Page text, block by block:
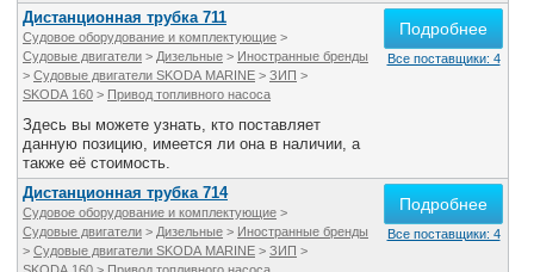
Дистанционная трубка 711
Судовое оборудование и комплектующие >
Судовые двигатели > Дизельные > Иностранные бренды
> Судовые двигатели SKODA MARINE > ЗИП >
SKODA 160 > Привод топливного насоса
Здесь вы можете узнать, кто поставляет
данную позицию, имеется ли она в наличии, а
также её стоимость.
Подробнее
Все поставщики: 4
Дистанционная трубка 714
Судовое оборудование и комплектующие >
Судовые двигатели > Дизельные > Иностранные бренды
> Судовые двигатели SKODA MARINE > ЗИП >
Подробнее
Все поставщики: 4